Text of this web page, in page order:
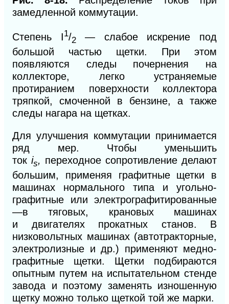
замедленной коммутации.
Степень I1/2
— слабое искрение под
большой частью щетки. При этом
появляются следы почернения на
коллекторе, легко устраняемые
протиранием поверхности коллектора
тряпкой, смоченной в бензине, а также
следы нагара на щетках.
Для улучшения коммутации принимается
ряд мер. Чтобы уменьшить
ток is, переходное сопротивление делают
большим, применяя графитные щетки в
машинах нормального типа и угольно-
графитные или электрографитированные
—в тяговых, крановых машинах
и двигателях прокатных станов. В
низковольтных машинах (автотракторные,
электролизные и др.) применяют медно-
графитные щетки. Щетки подбираются
опытным путем на испытательном стенде
завода и поэтому заменять изношенную
щетку можно только щеткой той же марки.